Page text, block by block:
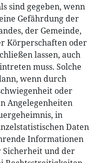
sind gegeben, wenn
Gefährdung der
der Gemeinde,
Körperschaften oder
lassen, auch
muss. Solche
wenn durch
oder
Angelegenheiten
in
Daten
Informationen
Sicherheit und der